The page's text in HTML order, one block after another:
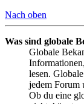
Nach oben
Was sind globale
Globale
lesen.
jedem Forum
Ob du eine